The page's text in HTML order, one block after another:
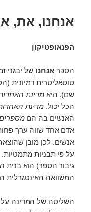
אנחנו, את,
הפנאופטיקון
הספראנחנו של יבגני
שם), היאמדינת
הכל יכול.מדינת
האנשים בה הםמספרים
אדם אחד שווה ערך
אנשים. לכן מובן
על פי תבניות מתמטיות.
גיבור הספר) הוא בנית
המשוואה האינטגרלית
השליטה של המדינה על